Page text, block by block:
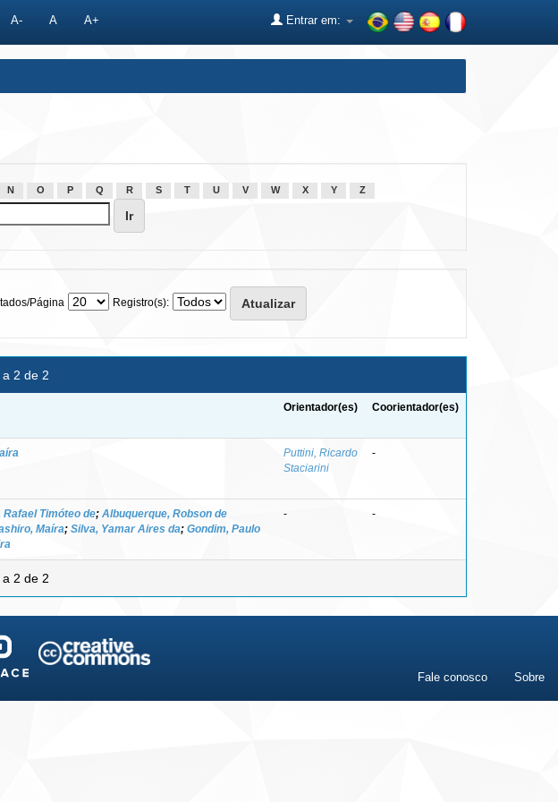
A- A A+ Entrar em:
N O P Q R S T U V W X Y Z
Página Registro(s):
2 de 2
Orientador(es) Coorientador(es)
Puttini, Ricardo
Staciarini
-
Rafael Timóteo de; Albuquerque, Robson de
Maíra; Silva, Yamar Aires da; Gondim, Paulo
- -
2 de 2
Fale conosco Sobre